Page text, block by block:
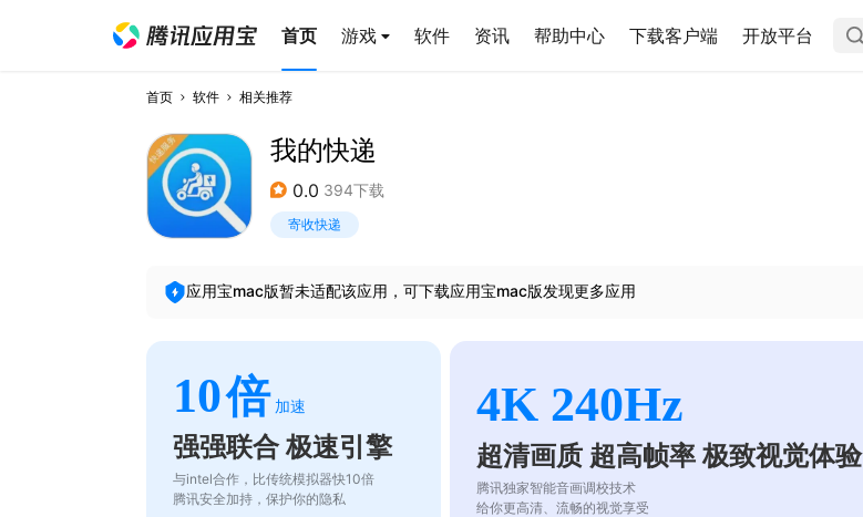
首页 游戏 软件 资讯 帮助中心 下载客户端 开放平台
首页 软件 相关推荐
我的快递
0.0 394下载
寄收快递
应用宝mac版暂未适配该应用，可下载应用宝mac版发现更多应用
10倍 加速
强强联合 极速引擎
与intel合作，比传统模拟器快10倍
腾讯安全加持，保护你的隐私
4K 240Hz
超清画质 超高帧率 极致视觉体验
腾讯独家智能音画调校技术
给你更高清、流畅的视觉享受